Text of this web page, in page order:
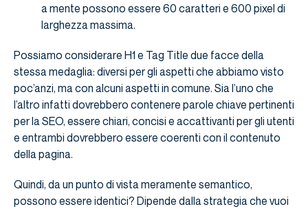
a mente possono essere 60 caratteri e 600 pixel di
larghezza massima.
Possiamo considerare H1 e Tag Title due facce della
stessa medaglia: diversi per gli aspetti che abbiamo visto
poc’anzi, ma con alcuni aspetti in comune. Sia l’uno che
l’altro infatti dovrebbero contenere parole chiave pertinenti
per la SEO, essere chiari, concisi e accattivanti per gli utenti
e entrambi dovrebbero essere coerenti con il contenuto
della pagina.
Quindi, da un punto di vista meramente semantico,
possono essere identici? Dipende dalla strategia che vuoi